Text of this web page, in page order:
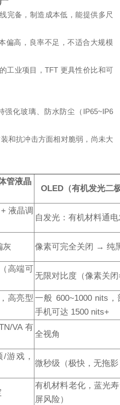
完备，制造成本低，能提供多尺
偏高，良率不足，不适合大规模
工业项目，TFT 更具性价比和可
化玻璃、防水防尘（IP65~IP6
和抗冲击方面相对脆弱，尚未大
管液晶
OLED（有机发光二
液晶调
自发光：有机材料通
灰 像素可完全关闭 → 纯
高端可
无限对比度（像素关
高亮型 一般 600~1000 nits
手机可达 1500 nits+
VA 有
全视角
游戏，
微秒级（极快，无拖
有机材料老化，蓝光
屏风险）